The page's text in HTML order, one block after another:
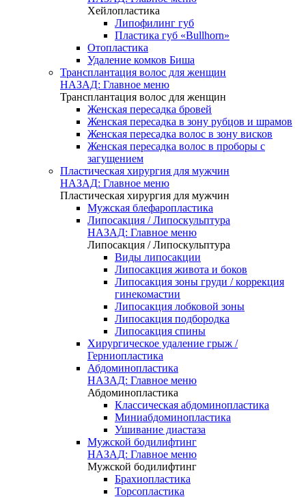
Хейлопластика
Липофилинг губ
Пластика губ «Bullhorn»
Отопластика
Удаление комков Биша
Трансплантация волос для женщин
НАЗАД: Главное меню
Трансплантация волос для женщин
Женская пересадка бровей
Женская пересадка в зону рубцов и шрамов
Женская пересадка волос в зону висков
Женская пересадка волос в проборы с
загущением
Пластическая хирургия для мужчин
НАЗАД: Главное меню
Пластическая хирургия для мужчин
Мужская блефаропластика
Липосакция / Липоскульптура
НАЗАД: Главное меню
Липосакция / Липоскульптура
Виды липосакции
Липосакция живота и боков
Липосакция зоны груди / коррекция
гинекомастии
Липосакция лобковой зоны
Липосакция подбородка
Липосакция спины
Хирургическое удаление грыж /
Герниопластика
Абдоминопластика
НАЗАД: Главное меню
Абдоминопластика
Классическая абдоминопластика
Миниабдоминопластика
Ушивание диастаза
Мужской бодилифтинг
НАЗАД: Главное меню
Мужской бодилифтинг
Брахиопластика
Торсопластика